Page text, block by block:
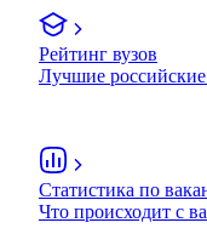
Рейтинг вузов
Лучшие
Статистика по
Что происходит с